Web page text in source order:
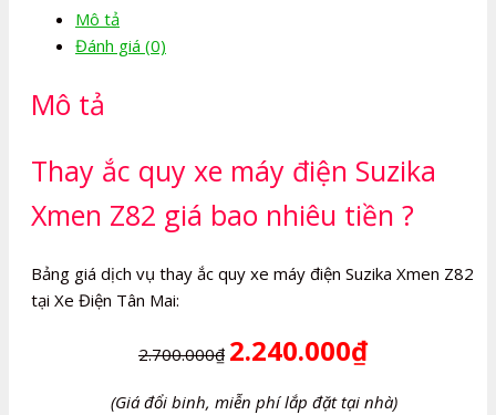
điện
Suzika
Z82
lượng
Mô tả
Đánh giá (0)
Mô tả
Thay ắc quy xe máy điện Suzika
Xmen Z82 giá bao nhiêu tiền ?
Bảng giá dịch vụ thay ắc quy xe máy điện Suzika Xmen Z82
tại Xe Điện Tân Mai:
2.700.000₫ 2.240.000₫
(Giá đổi binh, miễn phí lắp đặt tại nhà)